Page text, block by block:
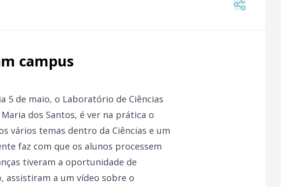
campus
5 de maio, o Laboratório de Ciências
dos Santos, é ver na prática o
vários temas dentro da Ciências e um
faz com que os alunos processem
tiveram a oportunidade de
assistiram a um vídeo sobre o